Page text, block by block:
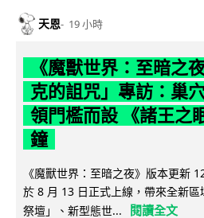
天恩 19 小時
《魔獸世界：至暗之
克的詛咒」專訪：巢
領門檻而設 《諸王之
鐘
《魔獸世界：至暗之夜》版本更新
於 8 月 13 日正式上線，帶來全新
祭壇」、新型態世...
閱讀全文